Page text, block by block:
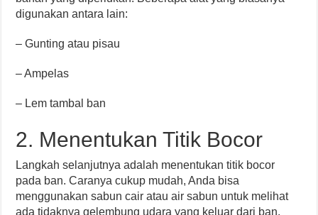
digunakan antara lain:
– Gunting atau pisau
– Ampelas
– Lem tambal ban
2. Menentukan Titik Bocor
Langkah selanjutnya adalah menentukan titik bocor
pada ban. Caranya cukup mudah, Anda bisa
menggunakan sabun cair atau air sabun untuk melihat
ada tidaknya gelembung udara yang keluar dari ban.